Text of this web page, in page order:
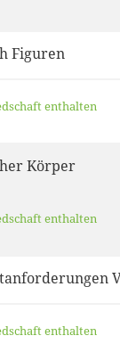
Figuren
enthalten
Körper
enthalten
enthalten